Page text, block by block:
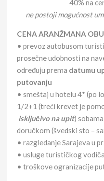
40% na
ne postoji mogućnost
CENA ARANŽMANA
• prevoz autobusom
prosečne udobnosti na
određuju prema datumu
putovanju
• smeštaj u hotelu 4* (po
1/2+1 (treći krevet je
isključivo na upit)
doručkom (švedski sto –
• razgledanje Sarajeva u
• usluge turističkog
• troškove ogranizacije